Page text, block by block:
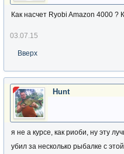
Как насчет Ryobi Amazon 4000 ?
03.07.15
Вверх
Hunt
я не а курсе, как риоби, ну эту
убил за несколько рыбалке с